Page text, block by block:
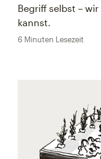
Begriff selbst –
kannst.
6 Minuten Lesezeit